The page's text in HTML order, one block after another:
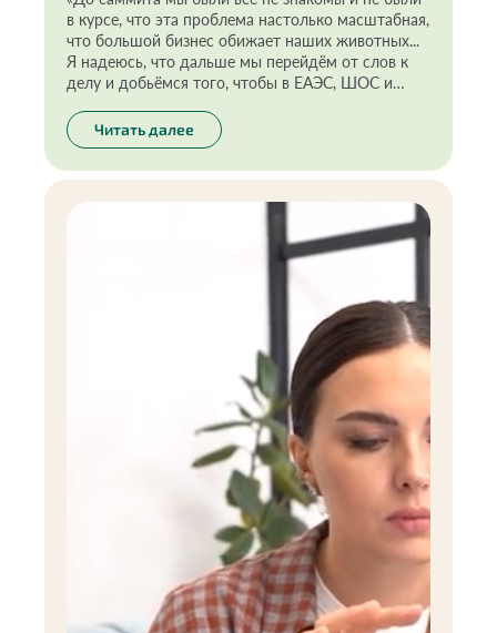
в курсе, что эта проблема настолько масштабная,
что большой бизнес обижает наших животных...
Я надеюсь, что дальше мы перейдём от слов к
делу и добьёмся того, чтобы в ЕАЭС, ШОС и
и косметики на животных был всё-таки решён»
Читать далее